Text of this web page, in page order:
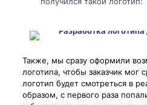
Также, мы сразу оформили
логотипа, чтобы заказчик мог
логотип будет смотреться в
образом, с первого раза